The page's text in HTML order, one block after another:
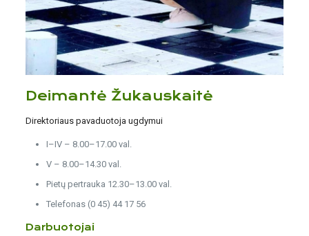
Deimantė Žukauskaitė
Direktoriaus pavaduotoja ugdymui
I–IV – 8.00–17.00 val.
V – 8.00–14.30 val.
Pietų pertrauka 12.30–13.00 val.
Telefonas (0 45) 44 17 56
Darbuotojai